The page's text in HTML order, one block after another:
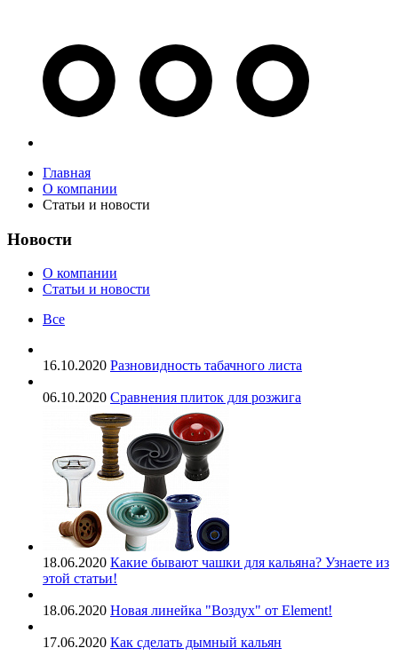
Главная
О компании
Статьи и новости
Новости
О компании
Статьи и новости
Все
16.10.2020 Разновидность табачного листа
06.10.2020 Сравнения плиток для розжига
18.06.2020 Какие бывают чашки для кальяна? Узнаете из
этой статьи!
18.06.2020 Новая линейка "Воздух" от Element!
17.06.2020 Как сделать дымный кальян